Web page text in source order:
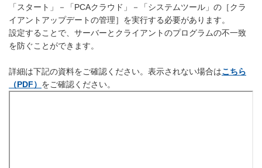
「スタート」－「PCAクラウド」－「システムツール」の［クラ
イアントアップデートの管理］を実行する必要があります。
設定することで、サーバーとクライアントのプログラムの不一致
を防ぐことができます。
詳細は下記の資料をご確認ください。表示されない場合はこちら
（PDF） をご確認ください。